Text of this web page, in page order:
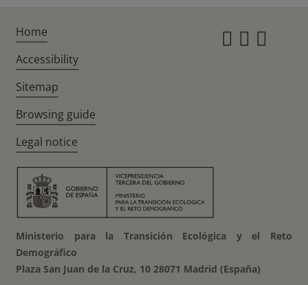
Home
Accessibility
Sitemap
Browsing guide
Legal notice
Ministerio para la Transición Ecológica y el Reto
Demográfico
Plaza San Juan de la Cruz, 10 28071 Madrid (España)